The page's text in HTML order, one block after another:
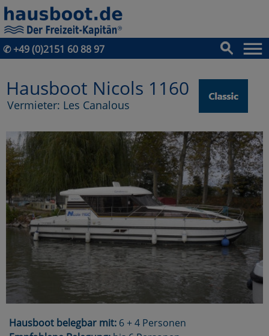
✆ +49 (0)2151 60 88 97
Hausboot Nicols 1160
Vermieter: Les Canalous
Hausboot belegbar mit: 6 + 4 Personen